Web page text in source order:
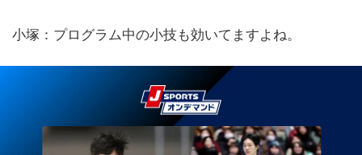
小塚：プログラム中の小技も効いてますよね。